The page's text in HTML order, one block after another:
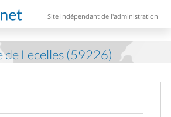
Site indépendant de l'administration
de Lecelles (59226)